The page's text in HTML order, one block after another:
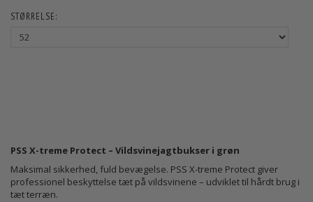
STØRRELSE:
PSS X-treme Protect – Vildsvinejagtbukser i grøn
Maksimal sikkerhed, fuld bevægelse. PSS X-treme Protect giver
professionel beskyttelse tæt på vildsvinene – udviklet til hårdt brug i
tæt terræn.